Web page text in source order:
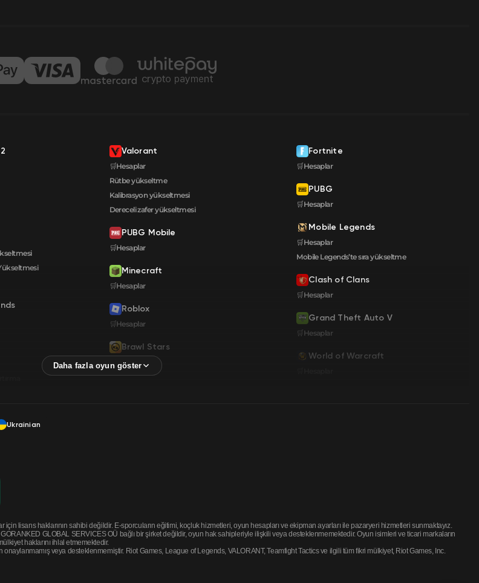
Valorant
🛒Hesaplar
Rütbe yükseltme
Kalibrasyon yükseltmesi
Dereceli zafer yükseltmesi
PUBG Mobile
🛒Hesaplar
Minecraft
🛒Hesaplar
Roblox
🛒Hesaplar
Brawl Stars
🛒Hesaplar
Fortnite
🛒Hesaplar
PUBG
🛒Hesaplar
Mobile Legends
🛒Hesaplar
Mobile Legends’te sıra yükseltme
Clash of Clans
🛒Hesaplar
Grand Theft Auto V
🛒Hesaplar
World of Warcraft
Ukrainian
lisans haklarının sahibi değildir. E-sporcuların eğitimi, koçluk hizmetleri, oyun hesapları ve ekipman ayarları ile pazaryeri hizmetleri sunmaktayız.
GLOBAL SERVICES OÜ bağlı bir şirket değildir, oyun hak sahipleriyle ilişkili veya desteklenmemektedir. Oyun isimleri ve ticari markaların
haklarını ihlal etmemektedir.
onaylanmamış veya desteklenmemiştir. Riot Games, League of Legends, VALORANT, Teamfight Tactics ve ilgili tüm fikri mülkiyet, Riot Games, Inc.